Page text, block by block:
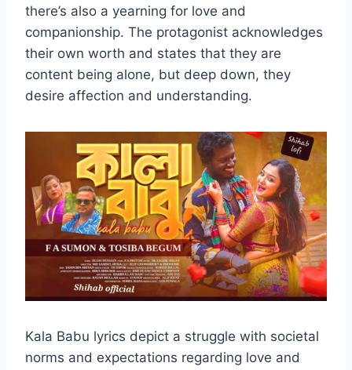
there’s also a yearning for love and
companionship. The protagonist acknowledges
their own worth and states that they are
content being alone, but deep down, they
desire affection and understanding.
Kala Babu lyrics depict a struggle with societal
norms and expectations regarding love and